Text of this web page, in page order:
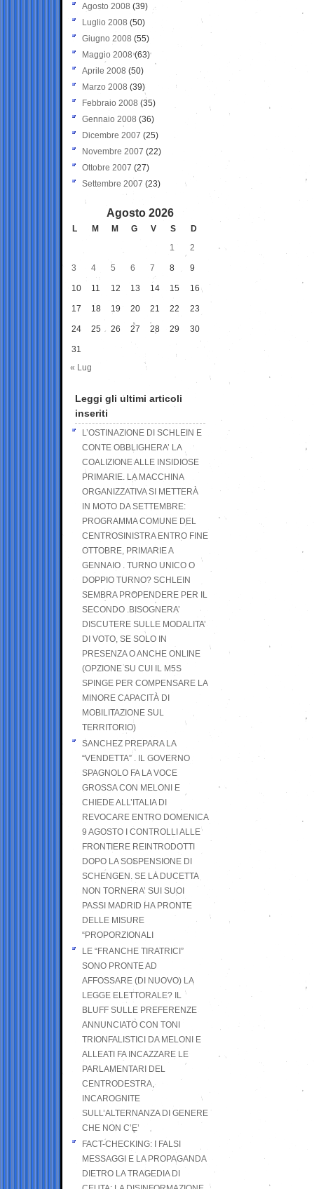
Agosto 2008 (39)
Luglio 2008 (50)
Giugno 2008 (55)
Maggio 2008(63)
Aprile 2008 (50)
Marzo 2008 (39)
Febbraio 2008 (35)
Gennaio 2008 (36)
Dicembre 2007 (25)
Novembre 2007 (22)
Ottobre 2007 (27)
Settembre 2007 (23)
Agosto 2026
L M M G V S
D
1
2
3 4 5 6 7 8 9
10 11 12 13 14 15 16
17 18 19 20 21 22 23
24 25 26 27 28 29 30
31
« Lug
Leggi gli ultimi articoli
inseriti
L’OSTINAZIONE DI SCHLEIN E
CONTE OBBLIGHERA’ LA
COALIZIONE ALLE INSIDIOSE
PRIMARIE. LA MACCHINA
ORGANIZZATIVA SI METTERÀ
IN MOTO DA SETTEMBRE:
PROGRAMMA COMUNE DEL
CENTROSINISTRA ENTRO FINE
OTTOBRE, PRIMARIE A
GENNAIO . TURNO UNICO O
DOPPIO TURNO? SCHLEIN
SEMBRA PROPENDERE PER IL
SECONDO .BISOGNERA’
DISCUTERE SULLE MODALITA’
DI VOTO, SE SOLO IN
PRESENZA O ANCHE ONLINE
(OPZIONE SU CUI IL M5S
SPINGE PER COMPENSARE LA
MINORE CAPACITÀ DI
MOBILITAZIONE SUL
TERRITORIO)
SANCHEZ PREPARA LA
“VENDETTA” . IL GOVERNO
SPAGNOLO FA LA VOCE
GROSSA CON MELONI E
CHIEDE ALL’ITALIA DI
REVOCARE ENTRO DOMENICA
9 AGOSTO I CONTROLLI ALLE
FRONTIERE REINTRODOTTI
DOPO LA SOSPENSIONE DI
SCHENGEN. SE LA DUCETTA
NON TORNERA’ SUI SUOI
PASSI MADRID HA PRONTE
DELLE MISURE
“PROPORZIONALI
LE “FRANCHE TIRATRICI”
SONO PRONTE AD
AFFOSSARE (DI NUOVO) LA
LEGGE ELETTORALE? IL
BLUFF SULLE PREFERENZE
ANNUNCIATO CON TONI
TRIONFALISTICI DA MELONI E
ALLEATI FA INCAZZARE LE
PARLAMENTARI DEL
CENTRODESTRA,
INCAROGNITE
SULL’ALTERNANZA DI GENERE
CHE NON C’E’
FACT-CHECKING: I FALSI
MESSAGGI E LA PROPAGANDA
DIETRO LA TRAGEDIA DI